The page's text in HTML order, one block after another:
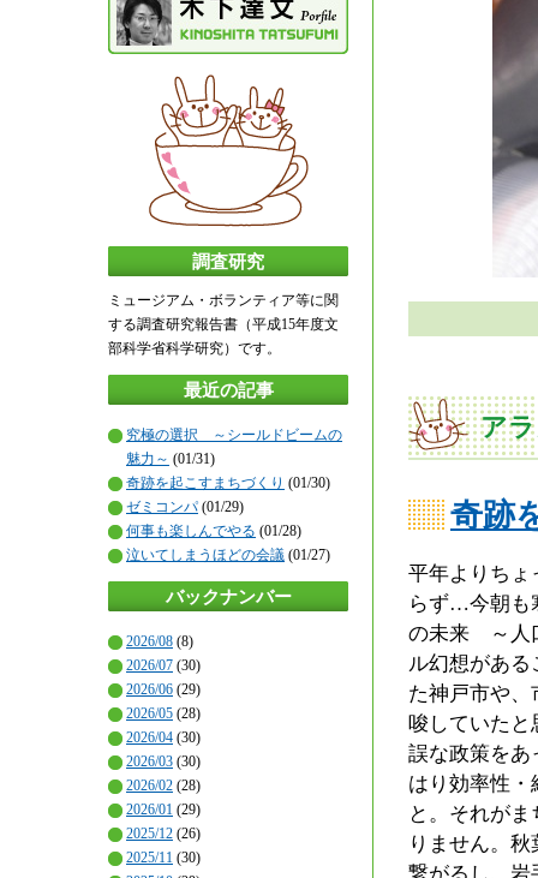
調査研究
ミュージアム・ボランティア等に関
する調査研究報告書（平成15年度文
部科学省科学研究）です。
最近の記事
究極の選択 ～シールドビームの
魅力～ (01/31)
奇跡を起こすまちづくり (01/30)
ゼミコンパ(01/29)
何事も楽しんでやる (01/28)
泣いてしまうほどの会議 (01/27)
バックナンバー
2026/08 (8)
2026/07 (30)
2026/06 (29)
2026/05 (28)
2026/04 (30)
2026/03 (30)
2026/02 (28)
2026/01 (29)
2025/12 (26)
2025/11 (30)
ア
奇跡
平年よりちょ
らず…今朝も
の未来 ～人
ル幻想があ
た神戸市や
唆していた
誤な政策を
はり効率性
と。それが
りません。
繋がるし、岩